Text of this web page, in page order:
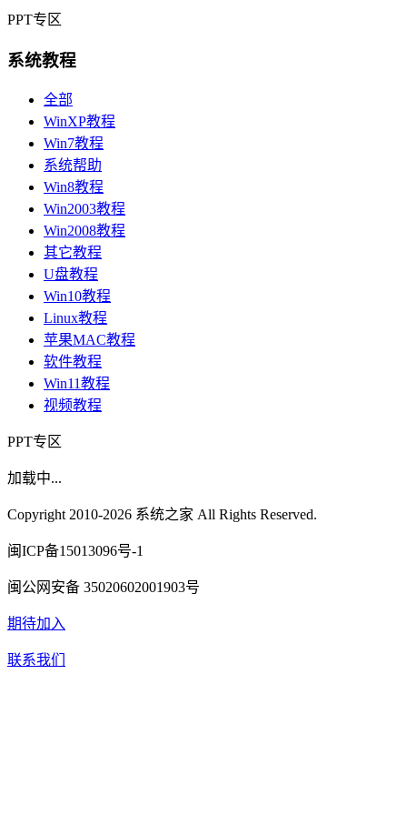
PPT专区
系统教程
全部
WinXP教程
Win7教程
系统帮助
Win8教程
Win2003教程
Win2008教程
其它教程
U盘教程
Win10教程
Linux教程
苹果MAC教程
软件教程
Win11教程
视频教程
PPT专区
加载中...
Copyright 2010-2026 系统之家 All Rights Reserved.
闽ICP备15013096号-1
闽公网安备 35020602001903号
期待加入
联系我们